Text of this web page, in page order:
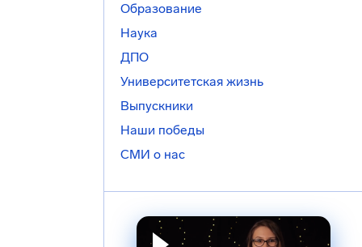
Образование
Наука
ДПО
Университетская жизнь
Выпускники
Наши победы
СМИ о нас